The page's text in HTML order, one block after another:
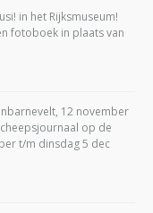
in het Rijksmuseum!
fotoboek in plaats van
12 november
op de
t/m dinsdag 5 dec